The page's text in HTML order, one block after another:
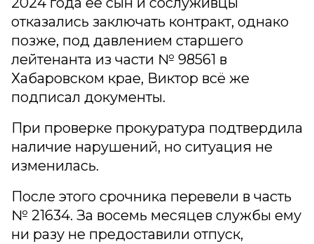
отказались заключать контракт, однако
позже, под давлением старшего
лейтенанта из части № 98561 в
Хабаровском крае, Виктор всё же
подписал документы.
При проверке прокуратура подтвердила
наличие нарушений, но ситуация не
изменилась.
После этого срочника перевели в часть
№ 21634. За восемь месяцев службы ему
ни разу не предоставили отпуск,